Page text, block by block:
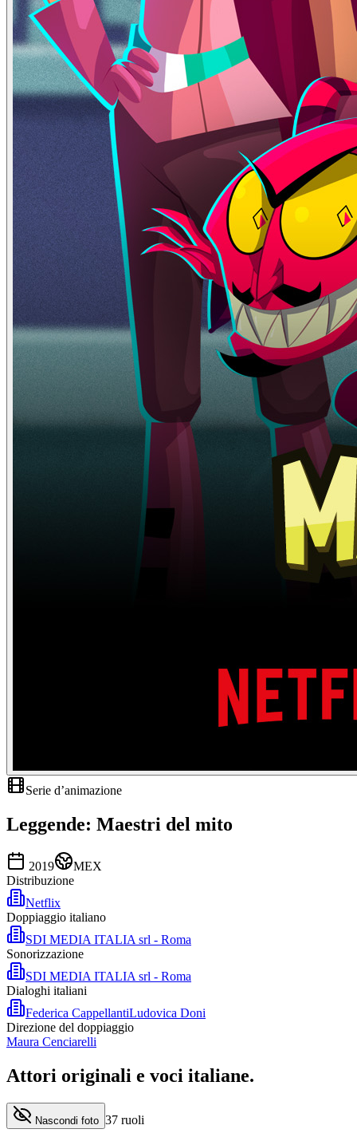
Serie d’animazione
Leggende: Maestri del mito
2019
MEX
Distribuzione
Netflix
Doppiaggio italiano
SDI MEDIA ITALIA srl - Roma
Sonorizzazione
SDI MEDIA ITALIA srl - Roma
Dialoghi italiani
Federica CappellantiLudovica Doni
Direzione del doppiaggio
Maura Cenciarelli
Attori originali e voci italiane.
Nascondi foto 37 ruoli